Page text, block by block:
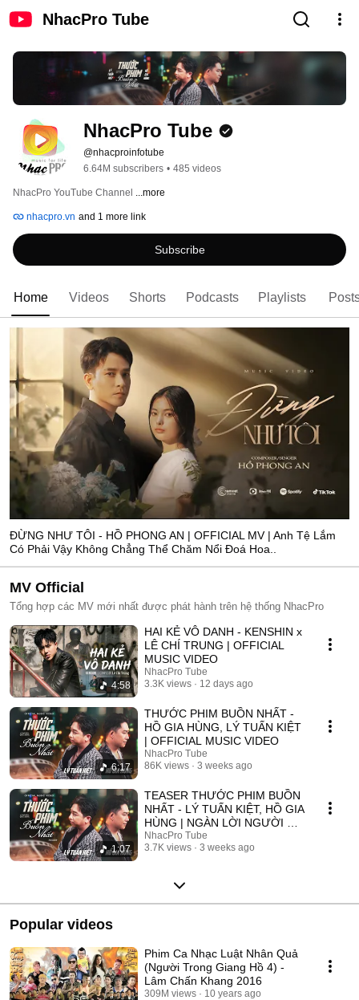
NhacPro Tube
NhacPro Tube
@nhacproinfotube
6.64M subscribers • 485 videos
NhacPro YouTube Channel ...more
nhacpro.vn and 1 more link
Subscribe
Home Videos Shorts Podcasts Playlists
ĐỪNG NHƯ TÔI - HỒ PHONG AN | OFFICIAL MV | Anh Tệ Lắm
Có Phải Vậy Không Chẳng Thể Chăm Nổi Đoá Hoa..
MV Official
Tổng hợp các MV mới nhất được phát hành trên hệ thống NhacPro
4:58
HAI KẺ VÔ DANH - KENSHIN x
LÊ CHÍ TRUNG | OFFICIAL
MUSIC VIDEO
NhacPro Tube
3.3K views
12 days ago
6:17
THƯỚC PHIM BUỒN NHẤT -
HỒ GIA HÙNG, LÝ TUẤN KIỆT
| OFFICIAL MUSIC VIDEO
NhacPro Tube
86K views
3 weeks ago
1:07
TEASER THƯỚC PHIM BUỒN
NHẤT - LÝ TUẤN KIỆT, HỒ GIA
HÙNG | NGÀN LỜI NGƯỜI ĐÃ
NÓI KHÔNG SAI ....
NhacPro Tube
3.7K views
3 weeks ago
Popular videos
Phim Ca Nhạc Luật Nhân Quả
(Người Trong Giang Hồ 4) -
Lâm Chấn Khang 2016
309M views 10 years ago